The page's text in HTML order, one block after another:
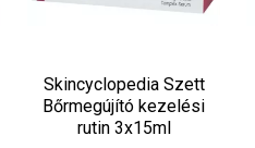
Skincyclopedia Szett
Bőrmegújító kezelési
rutin 3x15ml